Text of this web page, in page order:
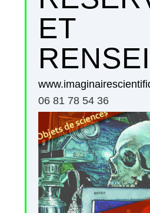
ET
06 81 78 54 36